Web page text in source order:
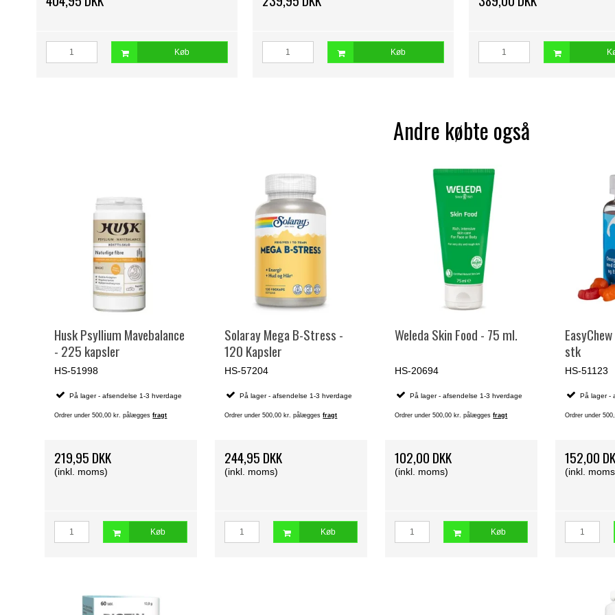
Køb Køb
Andre købte også
Husk Psyllium Mavebalance
- 225 kapsler
HS-51998
På lager - afsendelse 1-3 hverdage
Ordrer under 500,00 kr. pålæggesfragt
219,95 DKK
(inkl. moms)
Køb
Solaray Mega B-Stress -
120 Kapsler
HS-57204
På lager - afsendelse 1-3 hverdage
Ordrer under 500,00 kr. pålæggesfragt
244,95 DKK
(inkl. moms)
Køb
Weleda Skin Food - 75 ml.
HS-20694
På lager - afsendelse 1-3 hverdage
Ordrer under 500,00 kr. pålæggesfragt
102,00 DKK
(inkl. moms)
Køb
stk
HS-51123
På lager -
Ordrer under
152,00
(inkl.